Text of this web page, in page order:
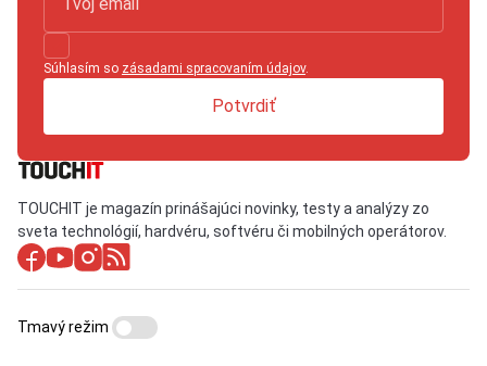
Súhlasím so zásadami spracovaním údajov.
Potvrdiť
TOUCHIT je magazín prinášajúci novinky, testy a analýzy zo
sveta technológií, hardvéru, softvéru či mobilných operátorov.
Tmavý režim